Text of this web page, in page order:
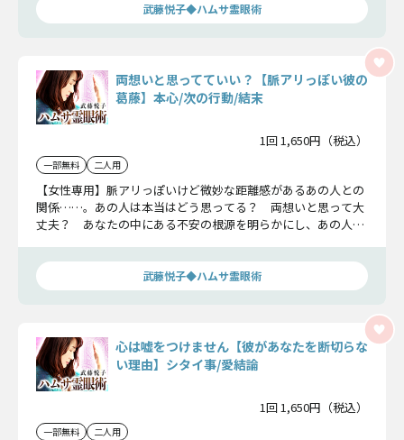
武藤悦子◆ハムサ霊眼術
両想いと思ってていい？【脈アリっぽい彼の
葛藤】本心/次の行動/結末
1回 1,650円（税込）
一部無料 二人用
【女性専用】脈アリっぽいけど微妙な距離感があるあの人との
関係……。あの人は本当はどう思ってる？ 両想いと思って大
丈夫？ あなたの中にある不安の根源を明らかにし、あの人の
武藤悦子◆ハムサ霊眼術
心は嘘をつけません【彼があなたを断切らな
い理由】シタイ事/愛結論
1回 1,650円（税込）
一部無料 二人用